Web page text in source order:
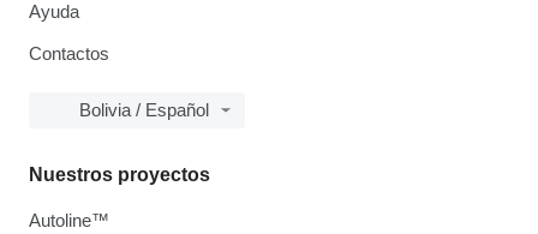
Ayuda
Contactos
Bolivia / Español
Nuestros proyectos
Autoline™